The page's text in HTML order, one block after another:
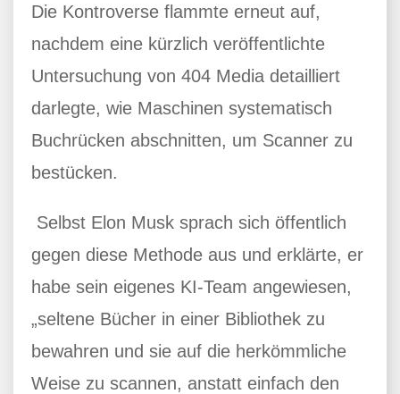
Die Kontroverse flammte erneut auf,
nachdem eine kürzlich veröffentlichte
Untersuchung von 404 Media detailliert
darlegte, wie Maschinen systematisch
Buchrücken abschnitten, um Scanner zu
bestücken.
Selbst Elon Musk sprach sich öffentlich
gegen diese Methode aus und erklärte, er
habe sein eigenes KI-Team angewiesen,
„seltene Bücher in einer Bibliothek zu
bewahren und sie auf die herkömmliche
Weise zu scannen, anstatt einfach den